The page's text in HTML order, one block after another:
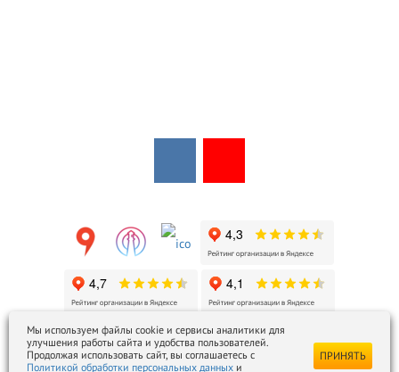
ezois@ezois-es.ru- отдел продаж
Мы используем файлы cookie и сервисы аналитики для
улучшения работы сайта и удобства пользователей.
Продолжая использовать сайт, вы соглашаетесь с
Политикой обработки персональных данных и
ПРИНЯТЬ